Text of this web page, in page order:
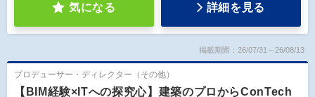
気になる 詳細を見る
掲載期間：26/07/31～26/08/13
プロデューサー・ディレクター（その他）
【BIM経験×ITへの探究心】建築のプロからConTech